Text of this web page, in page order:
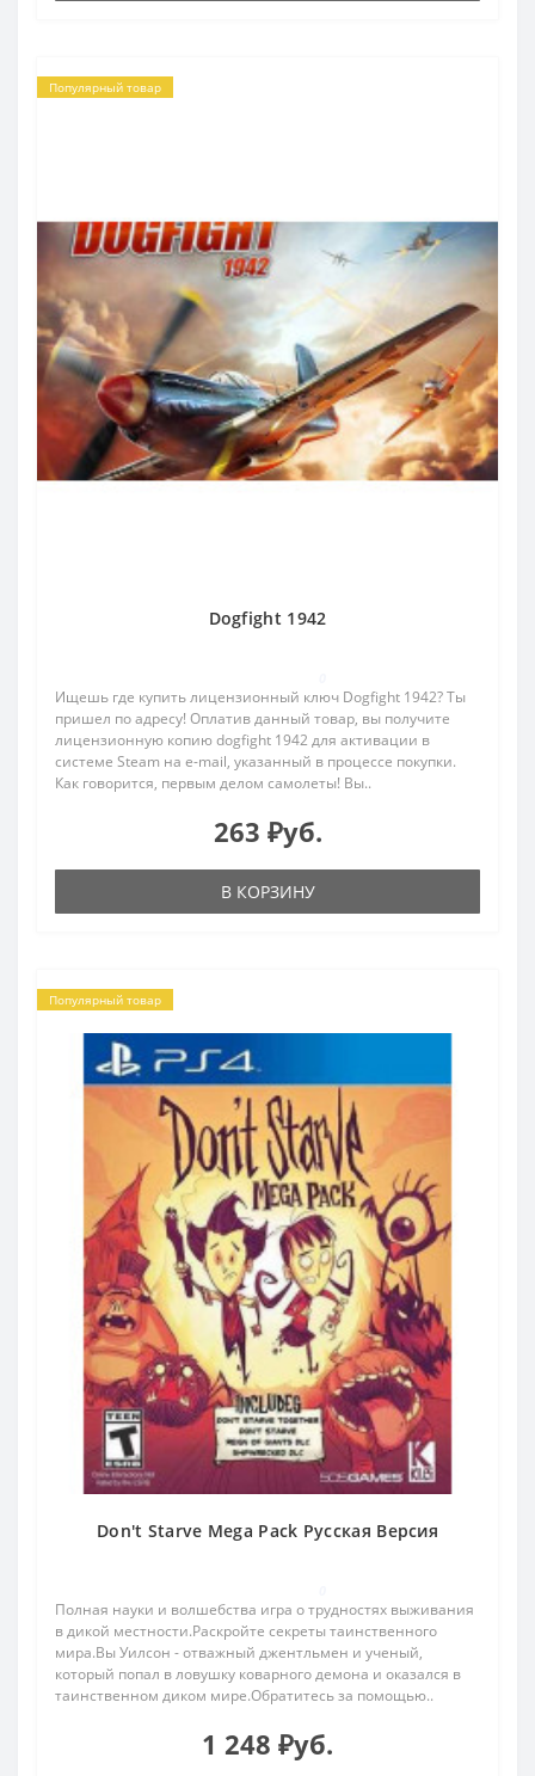
Популярный товар
Dogfight 1942
Ищешь где купить лицензионный ключ Dogfight 1942? Ты
пришел по адресу! Оплатив данный товар, вы получите
лицензионную копию dogfight 1942 для активации в
системе Steam на e-mail, указанный в процессе покупки.
Как говорится, первым делом самолеты! Вы..
263 ₽уб.
В КОРЗИНУ
Популярный товар
Don't Starve Mega Pack Русская Версия
Полная науки и волшебства игра о трудностях выживания
в дикой местности.Раскройте секреты таинственного
мира.Вы Уилсон - отважный джентльмен и ученый,
который попал в ловушку коварного демона и оказался в
таинственном диком мире.Обратитесь за помощью..
1 248 ₽уб.